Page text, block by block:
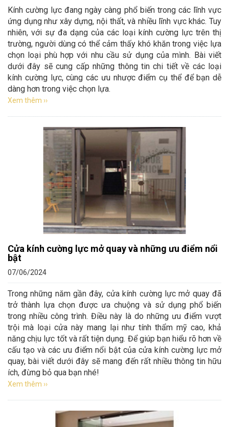
Kính cường lực đang ngày càng phổ biến trong các lĩnh vực
ứng dụng như xây dựng, nội thất, và nhiều lĩnh vực khác. Tuy
nhiên, với sự đa dạng của các loại kính cường lực trên thị
trường, người dùng có thể cảm thấy khó khăn trong việc lựa
chọn loại phù hợp với nhu cầu sử dụng của mình. Bài viết
dưới đây sẽ cung cấp những thông tin chi tiết về các loại
kính cường lực, cùng các ưu nhược điểm cụ thể để bạn dễ
dàng hơn trong việc chọn lựa.
Xem thêm ››
Cửa kính cường lực mở quay và những ưu điểm nổi
bật
07/06/2024
Trong những năm gần đây, cửa kính cường lực mở quay đã
trở thành lựa chọn được ưa chuộng và sử dụng phổ biến
trong nhiều công trình. Điều này là do những ưu điểm vượt
trội mà loại cửa này mang lại như tính thẩm mỹ cao, khả
năng chịu lực tốt và rất tiện dụng. Để giúp bạn hiểu rõ hơn về
cấu tạo và các ưu điểm nổi bật của cửa kính cường lực mở
quay, bài viết dưới đây sẽ mang đến rất nhiều thông tin hữu
ích, đừng bỏ qua bạn nhé!
Xem thêm ››